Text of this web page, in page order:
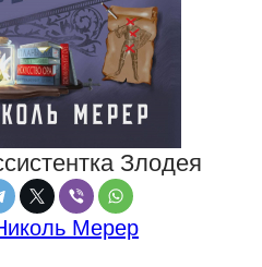
Злодея
Мерер